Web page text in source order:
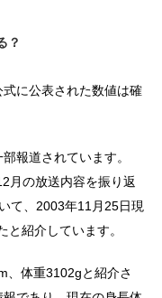
？
に公表された数値は確
報道されています。
月の放送内容を振り返
て、2003年11月25日現
紹介しています。
、体重3102gと紹介さ